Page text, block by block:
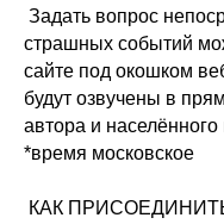
Задать вопрос
страшных событий
сайте под окошком
будут озвучены в
автора и населённого
*время московское
КАК